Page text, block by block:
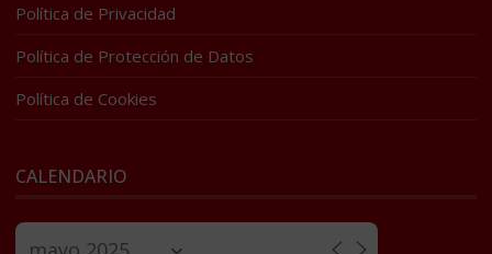
Política de Privacidad
Política de Protección de Datos
Política de Cookies
CALENDARIO